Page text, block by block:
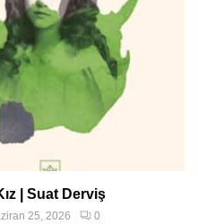
| Suat Derviş
25, 2026 0